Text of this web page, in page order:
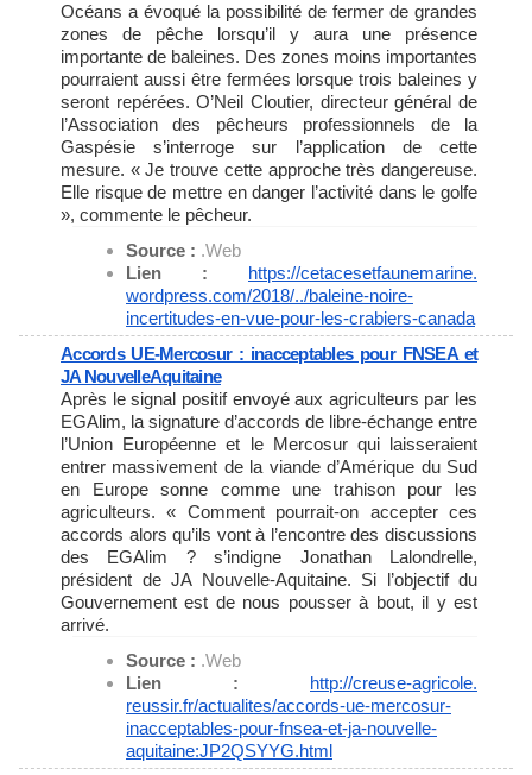
Océans a évoqué la possibilité de fermer de grandes
zones de pêche lorsqu’il y aura une présence
importante de baleines. Des zones moins importantes
pourraient aussi être fermées lorsque trois baleines y
seront repérées. O’Neil Cloutier, directeur général de
l’Association des pêcheurs professionnels de la
Gaspésie s’interroge sur l’application de cette
mesure. « Je trouve cette approche très dangereuse.
Elle risque de mettre en danger l’activité dans le golfe
», commente le pêcheur.
Source : .Web
Lien : https://cetacesetfaunemarine.
wordpress.com/2018/../baleine-noire-
incertitudes-en-vue-pour-les-crabiers-canada
Accords UE-Mercosur : inacceptables pour FNSEA et
JA NouvelleAquitaine
Après le signal positif envoyé aux agriculteurs par les
EGAlim, la signature d’accords de libre-échange entre
l’Union Européenne et le Mercosur qui laisseraient
entrer massivement de la viande d’Amérique du Sud
en Europe sonne comme une trahison pour les
agriculteurs. « Comment pourrait-on accepter ces
accords alors qu’ils vont à l’encontre des discussions
des EGAlim ? s’indigne Jonathan Lalondrelle,
président de JA Nouvelle-Aquitaine. Si l’objectif du
Gouvernement est de nous pousser à bout, il y est
arrivé.
Source : .Web
Lien : http://creuse-agricole.
reussir.fr/actualites/accords-ue-mercosur-
inacceptables-pour-fnsea-et-ja-nouvelle-
aquitaine:JP2QSYYG.html